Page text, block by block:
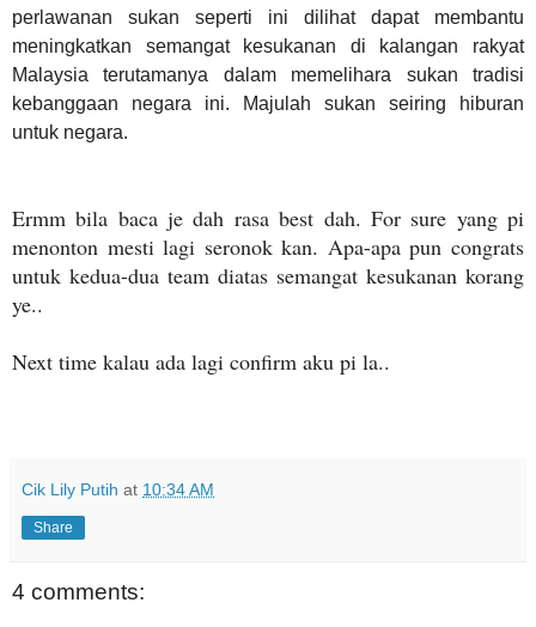
perlawanan sukan seperti ini dilihat dapat membantu
meningkatkan semangat kesukanan di kalangan rakyat
Malaysia terutamanya dalam memelihara sukan tradisi
kebanggaan negara ini. Majulah sukan seiring hiburan
untuk negara.
Ermm bila baca je dah rasa best dah. For sure yang pi
menonton mesti lagi seronok kan. Apa-apa pun congrats
untuk kedua-dua team diatas semangat kesukanan korang
ye..
Next time kalau ada lagi confirm aku pi la..
Cik Lily Putih at 10:34 AM
Share
4 comments: